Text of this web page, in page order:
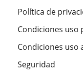
Política de
Condiciones uso
Condiciones uso
Seguridad